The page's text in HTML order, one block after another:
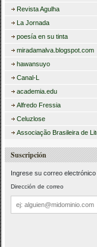
Revista Agulha
La Jornada
poesía en su tinta
miradamalva.blogspot.com
hawansuyo
Canal-L
academia.edu
Alfredo Fressia
Celuzlose
Associação Brasileira de
Suscripción
Ingrese su correo
Dirección de correo
Dirección
de
correo